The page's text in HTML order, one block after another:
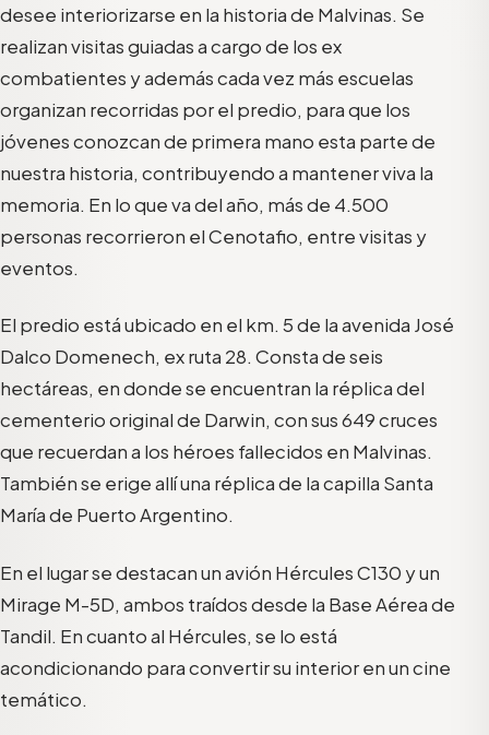
desee interiorizarse en la historia de Malvinas. Se
realizan visitas guiadas a cargo de los ex
combatientes y además cada vez más escuelas
organizan recorridas por el predio, para que los
jóvenes conozcan de primera mano esta parte de
nuestra historia, contribuyendo a mantener viva la
memoria. En lo que va del año, más de 4.500
personas recorrieron el Cenotafio, entre visitas y
eventos.
El predio está ubicado en el km. 5 de la avenida José
Dalco Domenech, ex ruta 28. Consta de seis
hectáreas, en donde se encuentran la réplica del
cementerio original de Darwin, con sus 649 cruces
que recuerdan a los héroes fallecidos en Malvinas.
También se erige allí una réplica de la capilla Santa
María de Puerto Argentino.
En el lugar se destacan un avión Hércules C130 y un
Mirage M-5D, ambos traídos desde la Base Aérea de
Tandil. En cuanto al Hércules, se lo está
acondicionando para convertir su interior en un cine
temático.